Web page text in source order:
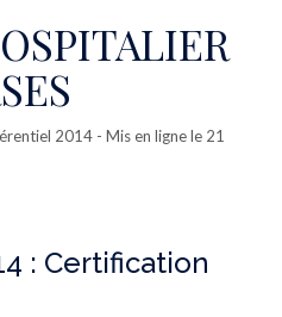
2014 - Mis en ligne le 21
: Certification